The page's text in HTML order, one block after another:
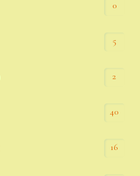
0
5
2
40
16